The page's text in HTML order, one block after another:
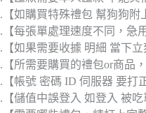
.【如購買特殊禮包 幫狗狗附
.【每張單處理速度不同，急
.【如果需要收據 明細 當下立
.【所需要購買的禮包or商品
.【帳號 密碼 ID 伺服器 要打
.【儲值中誤登入 如登入 被吃